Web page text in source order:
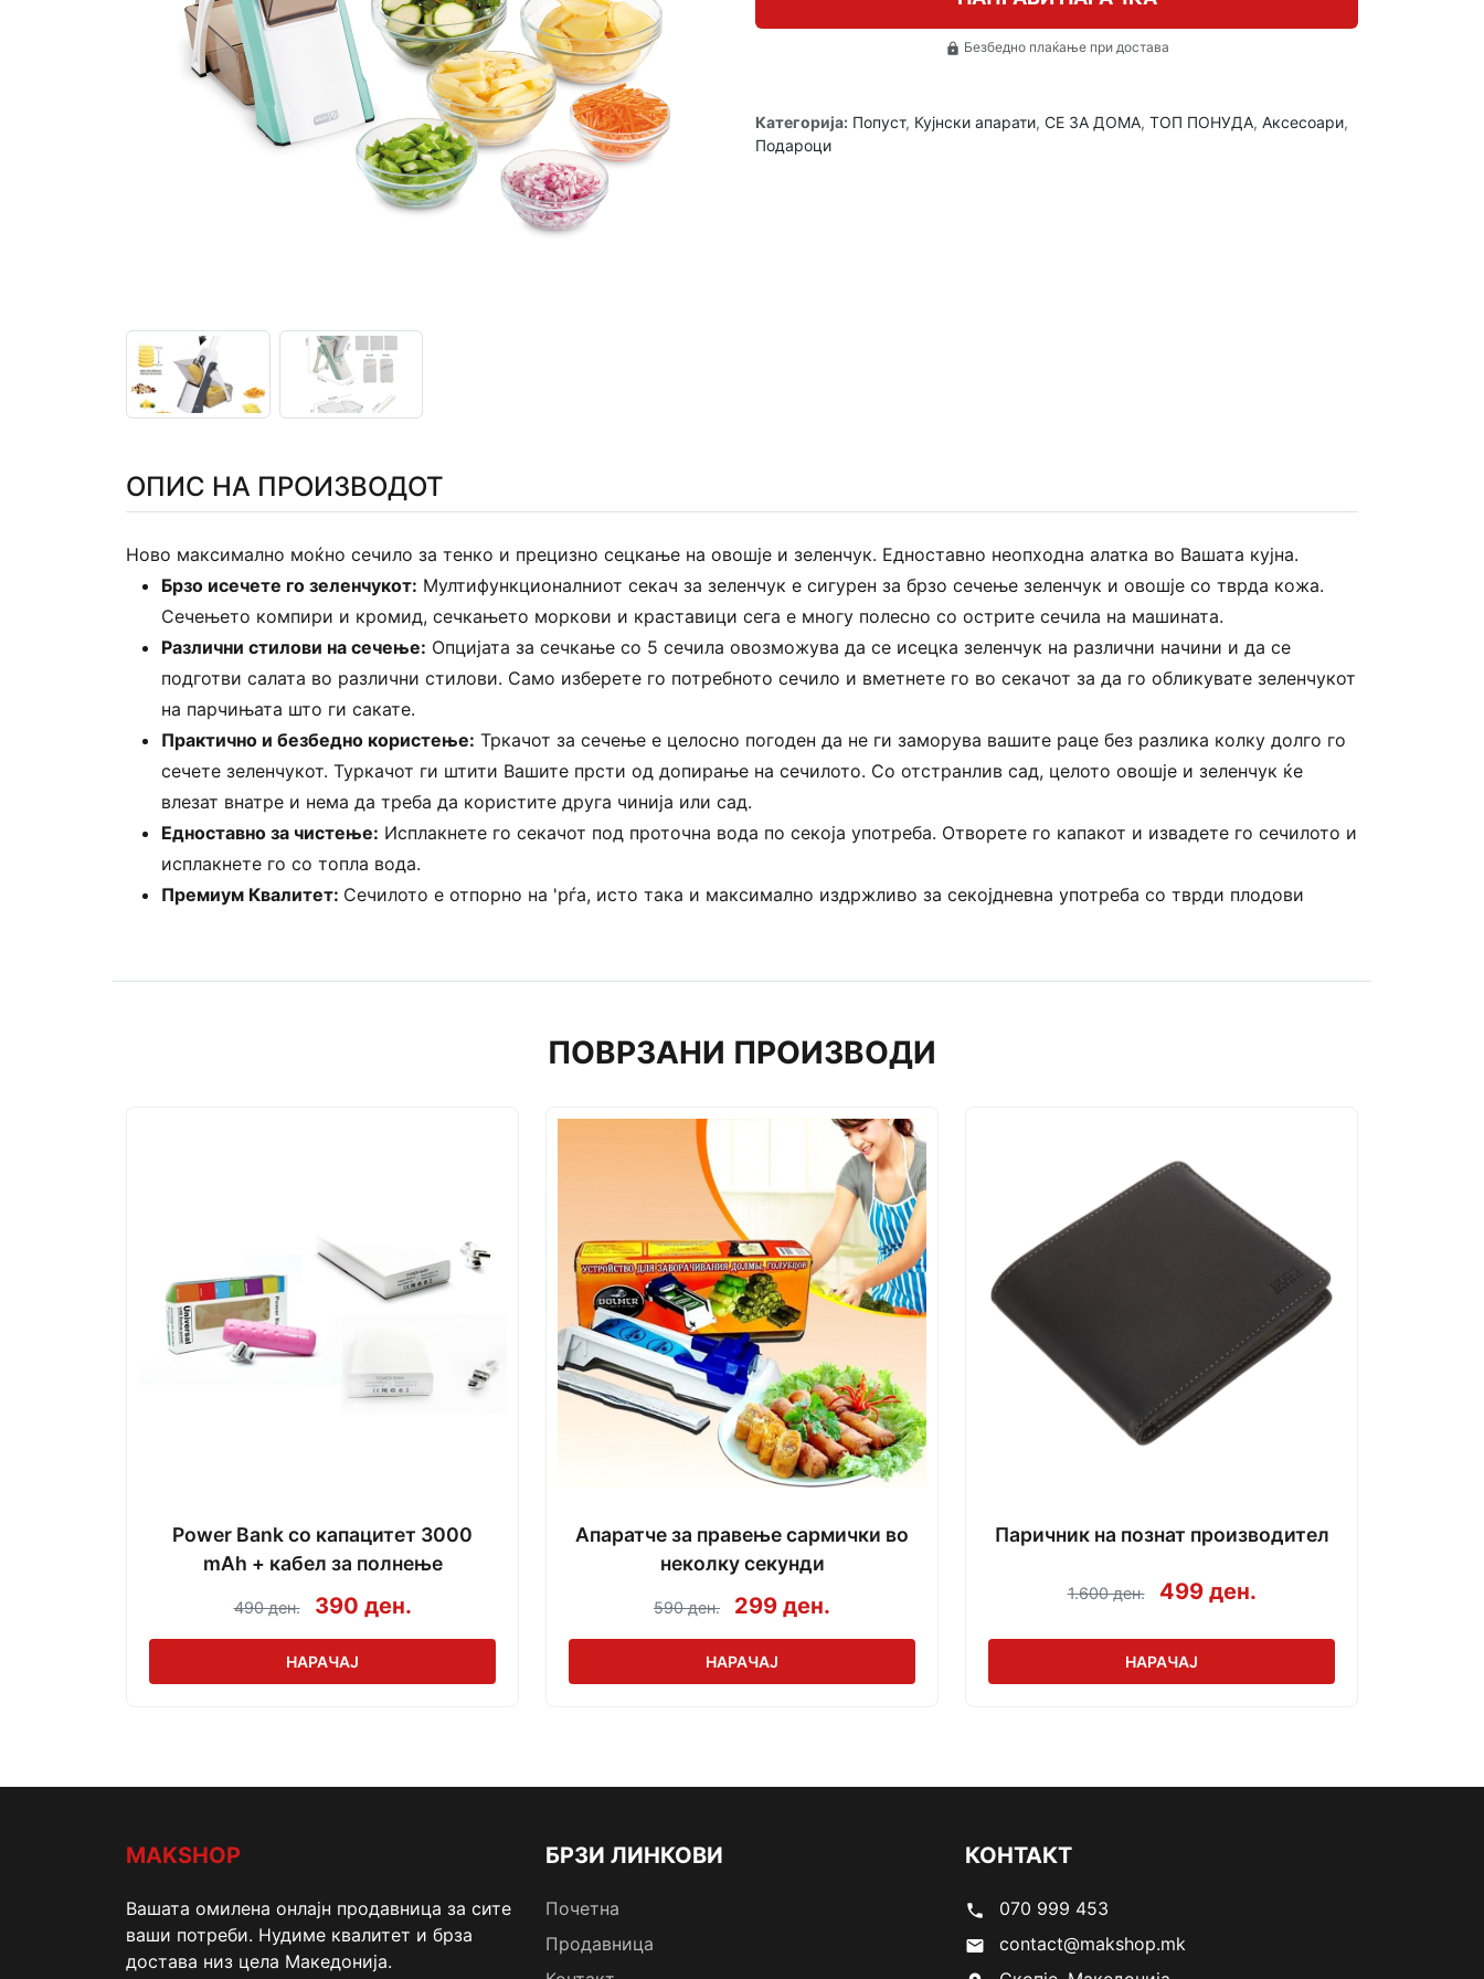
lock Безбедно плаќање при достава
Категорија: Попуст, Кујнски апарати, СЕ ЗА ДОМА, ТОП ПОНУДА, Аксесоари,
Подароци
ОПИС НА ПРОИЗВОДОТ
Ново максимално моќно сечило за тенко и прецизно сецкање на овошје и зеленчук. Едноставно неопходна алатка во Вашата кујна.
Брзо исечете го зеленчукот: Мултифункционалниот секач за зеленчук е сигурен за брзо сечење зеленчук и овошје со тврда кожа.
Сечењето компири и кромид, сечкањето моркови и краставици сега е многу полесно со острите сечила на машината.
Различни стилови на сечење: Опцијата за сечкање со 5 сечила овозможува да се исецка зеленчук на различни начини и да се
подготви салата во различни стилови. Само изберете го потребното сечило и вметнете го во секачот за да го обликувате зеленчукот
на парчињата што ги сакате.
Практично и безбедно користење: Тркачот за сечење е целосно погоден да не ги заморува вашите раце без разлика колку долго го
сечете зеленчукот. Туркачот ги штити Вашите прсти од допирање на сечилото. Со отстранлив сад, целото овошје и зеленчук ќе
влезат внатре и нема да треба да користите друга чинија или сад.
Едноставно за чистење: Исплакнете го секачот под проточна вода по секоја употреба. Отворете го капакот и извадете го сечилото и
исплакнете го со топла вода.
Премиум Квалитет: Сечилото е отпорно на 'рѓа, исто така и максимално издржливо за секојдневна употреба со тврди плодови
ПОВРЗАНИ ПРОИЗВОДИ
Power Bank со капацитет 3000
mAh + кабел за полнење
490 ден. 390 ден.
НАРАЧАЈ
Апаратче за правење сармички во
неколку секунди
590 ден. 299 ден.
НАРАЧАЈ
Паричник на познат производител
1.600 ден. 499 ден.
НАРАЧАЈ
MAKSHOP
Вашата омилена онлајн продавница за сите
ваши потреби. Нудиме квалитет и брза
достава низ цела Македонија.
БРЗИ ЛИНКОВИ
Почетна
Продавница
КОНТАКТ
phone 070 999 453
email contact@makshop.mk